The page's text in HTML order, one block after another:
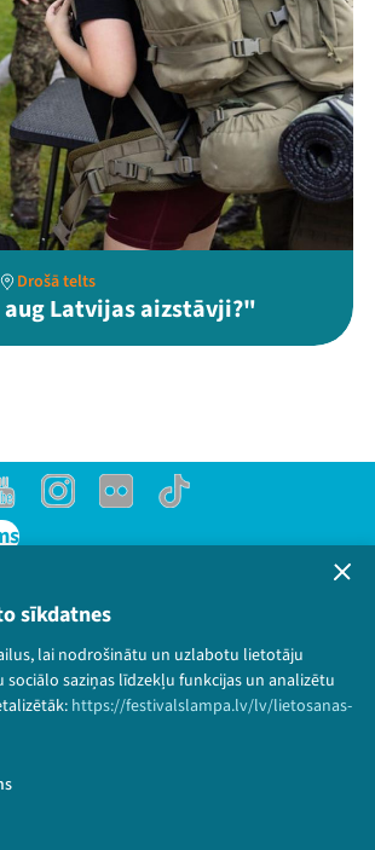
sīkdatnes
lai nodrošinātu un uzlabotu lietotāju
saziņas līdzekļu funkcijas un analizētu
https://festivalslampa.lv/lv/lietosanas-
Drošā telts
Latvijas aizstāvji?"
Instagram
Flick TikTok
un sīkdatņu politika
politika
LAMPA Visas tiesības